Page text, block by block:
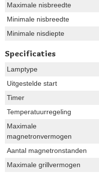
Maximale nisbreedte
Minimale nisbreedte
Minimale nisdiepte
Specificaties
Lamptype
Uitgestelde start
Timer
Temperatuurregeling
Maximale
magnetronvermogen
Aantal magnetronstanden
Maximale grillvermogen